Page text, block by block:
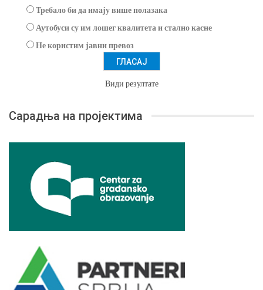
Требало би да имају више полазака
Аутобуси су им лошег квалитета и стално касне
Не користим јавни превоз
Види резултате
Сарадња на пројектима